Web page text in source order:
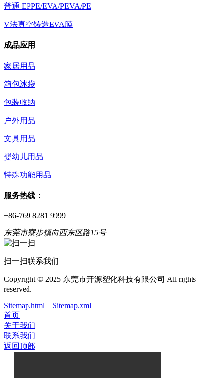
普通 EPPE/EVA/PEVA/PE
V法真空铸造EVA膜
成品应用
家居用品
箱包冰袋
包装收纳
户外用品
文具用品
婴幼儿用品
特殊功能用品
服务热线：
+86-769 8281 9999
东莞市寮步镇向西东区路15号
扫一扫联系我们
Copyright © 2025 东莞市开源塑化科技有限公司 All rights
reserved.
Sitemap.html
Sitemap.xml
首页
关于我们
联系我们
返回顶部